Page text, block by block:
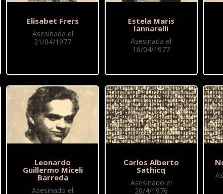
Elisabet Frers
Asesinada el
21/04/1977
Leonardo
Guillermo Miceli
Barreda
Asesinado el
Estela Maris
Iannarelli
Asesinada el
16/04/1977
Carlos Alberto
Sathicq
Asesinado el
20/4/1976